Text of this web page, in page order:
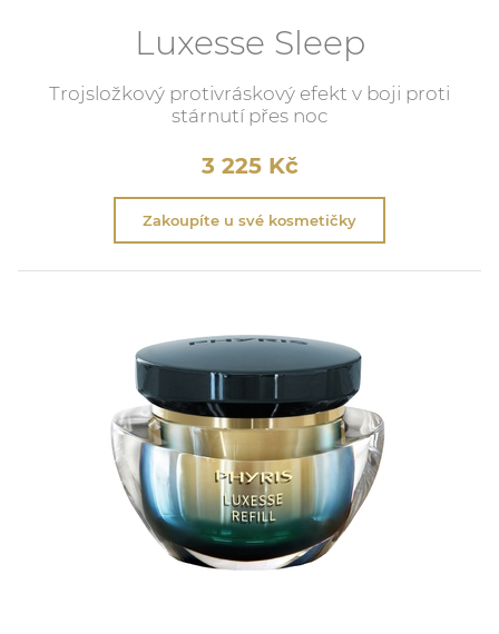
Luxesse Sleep
Trojsložkový protivráskový efekt v boji proti
stárnutí přes noc
3 225 Kč
Zakoupíte u své kosmetičky